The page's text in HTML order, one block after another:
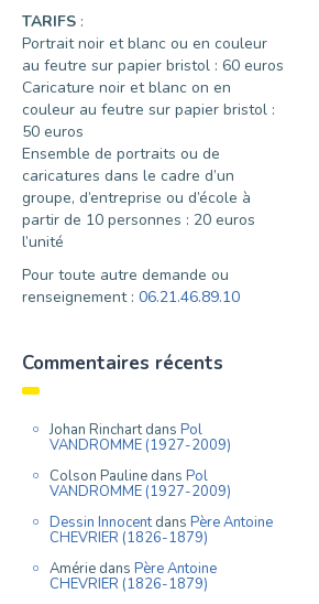
TARIFS :
Portrait noir et blanc ou en couleur
au feutre sur papier bristol : 60 euros
Caricature noir et blanc on en
couleur au feutre sur papier bristol :
50 euros
Ensemble de portraits ou de
caricatures dans le cadre d’un
groupe, d’entreprise ou d’école à
partir de 10 personnes : 20 euros
l’unité
Pour toute autre demande ou
renseignement : 06.21.46.89.10
Commentaires récents
Johan Rinchartdans Pol
VANDROMME (1927-2009)
Colson Pauline dans Pol
VANDROMME (1927-2009)
Dessin Innocentdans Père Antoine
CHEVRIER (1826-1879)
Amérie dans Père Antoine
CHEVRIER (1826-1879)